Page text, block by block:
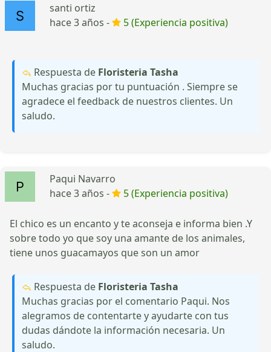
santi ortiz
hace 3 años -
5 (Experiencia positiva)
Respuesta de Floristeria Tasha
Muchas gracias por tu puntuación . Siempre se
agradece el feedback de nuestros clientes. Un
saludo.
Paqui Navarro
hace 3 años -
5 (Experiencia positiva)
El chico es un encanto y te aconseja e informa bien .Y
sobre todo yo que soy una amante de los animales,
tiene unos guacamayos que son un amor
Respuesta de Floristeria Tasha
Muchas gracias por el comentario Paqui. Nos
alegramos de contentarte y ayudarte con tus
dudas dándote la información necesaria. Un
saludo.